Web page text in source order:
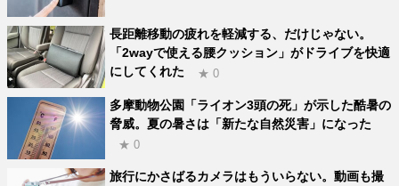
長距離移動の疲れを軽減する、だけじゃない。
「2wayで使える腰クッション」がドライブを快適
にしてくれた
★ 0
多摩動物公園「ライオン3頭の死」が示した酷暑の
脅威。夏の暑さは「新たな自然災害」になった
★ 0
旅行にかさばるカメラはもういらない。動画も撮